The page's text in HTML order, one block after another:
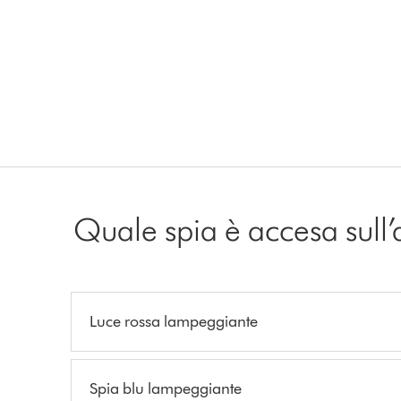
Quale spia è accesa
Luce rossa lampeggiante
Spia blu lampeggiante